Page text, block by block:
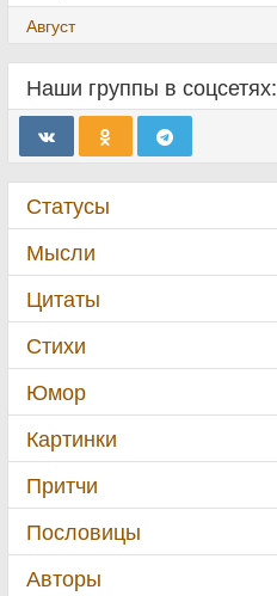
Август
Наши группы в соцсетях:
Статусы
Мысли
Цитаты
Стихи
Юмор
Картинки
Притчи
Пословицы
Авторы